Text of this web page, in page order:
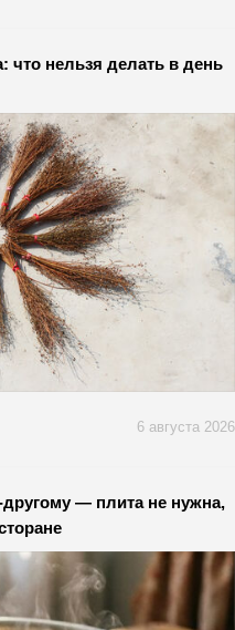
что нельзя делать в день
6 августа 2026
— плита не нужна,